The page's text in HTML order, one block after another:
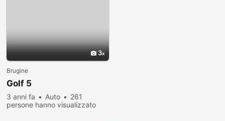
3
Brugine
Golf 5
3 anni fa Auto
261
persone hanno visualizzato